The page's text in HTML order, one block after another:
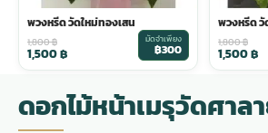
พวงหรีด วัดใหม่ทองเสน
1,800฿
1,500฿
มัดจำเพียง
฿300
พวงหรีด วั
1,800฿
1,500฿
ดอกไม้หน้าเมรุวัดศาล